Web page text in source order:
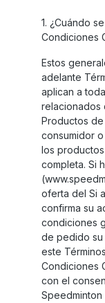
1. ¿Cuándo
Condiciones
Estos
adelante
aplican a
relacionados
Productos de
consumidor
los
completa. Si
oferta del Si
confirma su
condiciones
de pedido su
este
Condiciones
con el
Speedminton